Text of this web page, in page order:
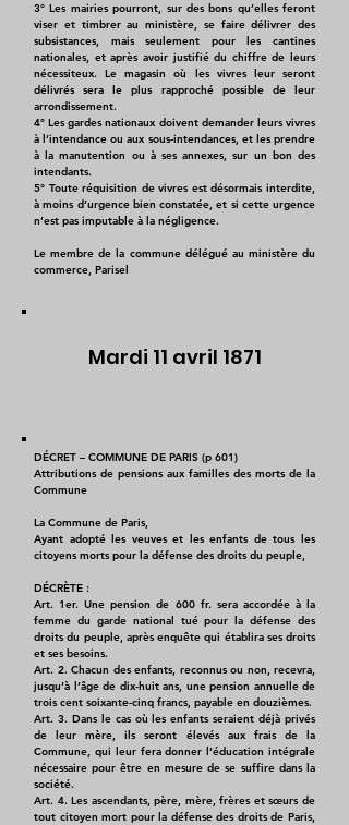
3° Les mairies pourront, sur des bons qu’elles feront
viser et timbrer au ministère, se faire délivrer des
subsistances, mais seulement pour les cantines
nationales, et après avoir justifié du chiffre de leurs
nécessiteux. Le magasin où les vivres leur seront
délivrés sera le plus rapproché possible de leur
arrondissement.
4° Les gardes nationaux doivent demander leurs vivres
à l’intendance ou aux sous-intendances, et les prendre
à la manutention ou à ses annexes, sur un bon des
intendants.
5° Toute réquisition de vivres est désormais interdite,
à moins d’urgence bien constatée, et si cette urgence
n’est pas imputable à la négligence.
Le membre de la commune délégué au ministère du
commerce, Parisel
Mardi 11 avril 1871
DÉCRET – COMMUNE DE PARIS (p 601)
Attributions de pensions aux familles des morts de la
Commune
La Commune de Paris,
Ayant adopté les veuves et les enfants de tous les
citoyens morts pour la défense des droits du peuple,
DÉCRÈTE :
Art. 1er. Une pension de 600 fr. sera accordée à la
femme du garde national tué pour la défense des
droits du peuple, après enquête qui établira ses droits
et ses besoins.
Art. 2. Chacun des enfants, reconnus ou non, recevra,
jusqu’à l’âge de dix-huit ans, une pension annuelle de
trois cent soixante-cinq francs, payable en douzièmes.
Art. 3. Dans le cas où les enfants seraient déjà privés
de leur mère, ils seront élevés aux frais de la
Commune, qui leur fera donner l’éducation intégrale
nécessaire pour être en mesure de se suffire dans la
société.
Art. 4. Les ascendants, père, mère, frères et sœurs de
tout citoyen mort pour la défense des droits de Paris,